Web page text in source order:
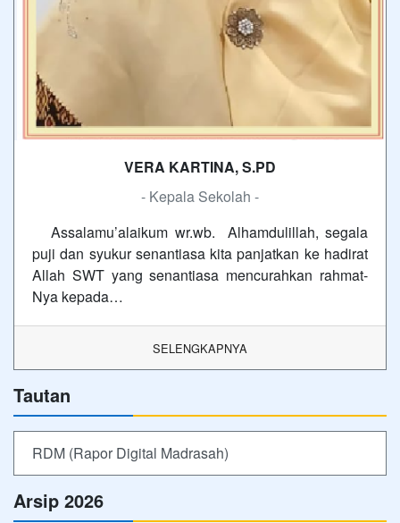
VERA KARTINA, S.PD
- Kepala Sekolah -
Assalamu’alaikum wr.wb. Alhamdulillah, segala
puji dan syukur senantiasa kita panjatkan ke hadirat
Allah SWT yang senantiasa mencurahkan rahmat-
Nya kepada…
SELENGKAPNYA
Tautan
RDM (Rapor Digital Madrasah)
Arsip 2026